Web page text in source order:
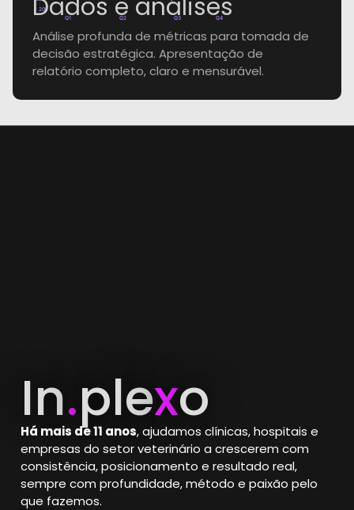
20k
Q1
Q2 Q3 Q4
Dados e análises
Análise profunda de métricas para tomada de
decisão estratégica. Apresentação de
relatório completo, claro e mensurável.
In.plexo
Há mais de 11 anos, ajudamos clínicas, hospitais e
empresas do setor veterinário a crescerem com
consistência, posicionamento e resultado real,
sempre com profundidade, método e paixão pelo
que fazemos.